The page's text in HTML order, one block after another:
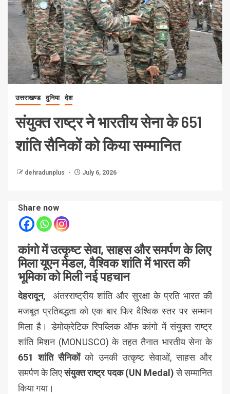
उत्तराखण्ड दुनिया देश
संयुक्त राष्ट्र ने भारतीय सेना के 651
शांति सैनिकों को किया सम्मानित
dehradunplus July 6, 2026
Share now
कांगो में उत्कृष्ट सेवा, साहस और समर्पण के लिए
मिला यूएन मेडल, वैश्विक शांति में भारत की
भूमिका को मिली नई पहचान
देहरादून,
अंतरराष्ट्रीय शांति और सुरक्षा के प्रति भारत की
मजबूत प्रतिबद्धता को एक बार फिर वैश्विक स्तर पर सम्मान
मिला है। डेमोक्रेटिक रिपब्लिक ऑफ कांगो में संयुक्त राष्ट्र
शांति मिशन (MONUSCO) के तहत तैनात भारतीय सेना के
651 शांति सैनिकोंको उनकी उत्कृष्ट सेवाओं, साहस और
समर्पण के लिएसंयुक्त राष्ट्र पदक (UN Medal)से सम्मानित
किया गया।